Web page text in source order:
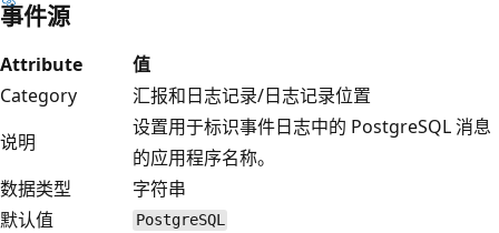
事件源
Attribute
值
Category
汇报和日志记录/日志记录位置
说明
设置用于标识事件日志中的 PostgreSQL 消息
的应用程序名称。
数据类型
字符串
默认值
PostgreSQL